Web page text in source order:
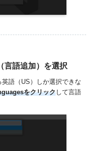
語追加）を選択
語（US）しか選択できな
をクリックして言語